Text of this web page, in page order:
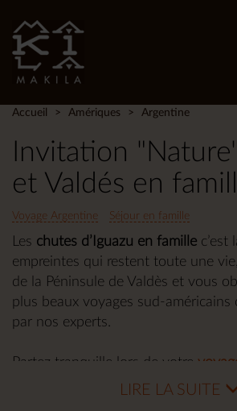
Accueil Amériques Argentine
Invitation
et Valdés en
Voyage Argentine Séjour en famille
Les chutes d’Iguazu en famille c’est
empreintes qui restent toute une
de la Péninsule de Valdès et vous
plus beaux voyages sud-américains
par nos experts.
Partez tranquille lors de votre
avec votre guide vers la
LIRE LA SUITE